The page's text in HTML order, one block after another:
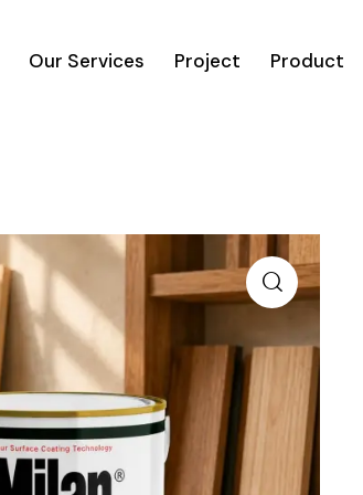
Our Services Project Product